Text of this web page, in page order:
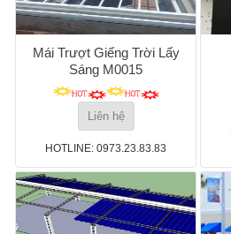
Mái Trượt Giếng Trời Lấy
Sáng M0015
Liên hệ
HOTLINE: 0973.23.83.83